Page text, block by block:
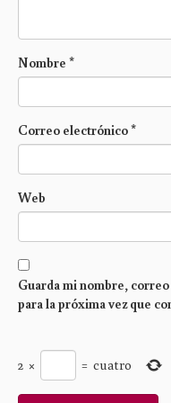
Nombre *
Correo electrónico*
Web
Guarda mi nombre,
para la próxima vez que
2 × = cuatro